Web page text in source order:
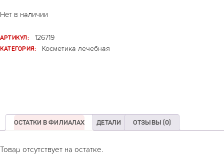
Нет в наличии
АРТИКУЛ:
126719
КАТЕГОРИЯ:
Косметика лечебная
ОСТАТКИ В ФИЛИАЛАХ ДЕТАЛИ ОТЗЫВЫ (0)
Товар отсутствует на остатке.